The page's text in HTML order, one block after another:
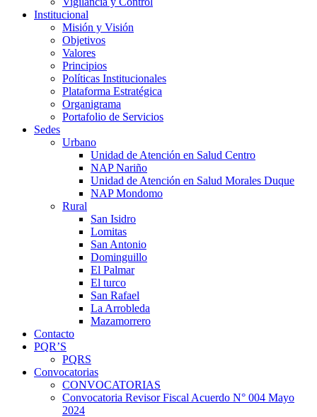
Institucional
Misión y Visión
Objetivos
Valores
Principios
Políticas Institucionales
Plataforma Estratégica
Organigrama
Portafolio de Servicios
Sedes
Urbano
Unidad de Atención en Salud Centro
NAP Nariño
Unidad de Atención en Salud Morales Duque
NAP Mondomo
Rural
San Isidro
Lomitas
San Antonio
Dominguillo
El Palmar
El turco
San Rafael
La Arrobleda
Mazamorrero
Contacto
PQR’S
PQRS
Convocatorias
CONVOCATORIAS
Convocatoria Revisor Fiscal Acuerdo N° 004 Mayo
2024